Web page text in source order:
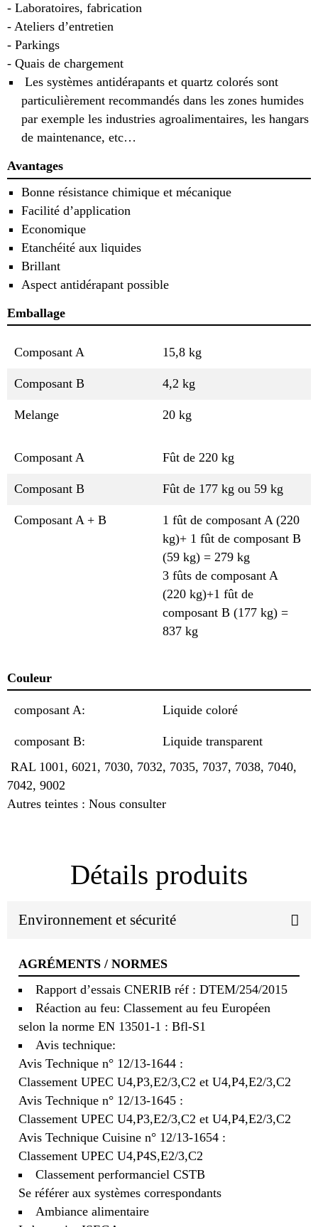
- Laboratoires, fabrication
- Ateliers d’entretien
- Parkings
- Quais de chargement
Les systèmes antidérapants et quartz colorés sont
particulièrement recommandés dans les zones humides
par exemple les industries agroalimentaires, les hangars
de maintenance, etc…
Avantages
Bonne résistance chimique et mécanique
Facilité d’application
Economique
Etanchéité aux liquides
Brillant
Aspect antidérapant possible
Emballage
Composant A 15,8 kg
Composant B 4,2 kg
Melange 20 kg
Composant A Fût de 220 kg
Composant B Fût de 177 kg ou 59 kg
Composant A + B
1 fût de composant A (220
kg)+ 1 fût de composant B
(59 kg) = 279 kg
3 fûts de composant A
(220 kg)+1 fût de
composant B (177 kg) =
837 kg
Couleur
composant A: Liquide coloré
composant B:
Liquide transparent
RAL 1001, 6021, 7030, 7032, 7035, 7037, 7038, 7040,
7042, 9002
Autres teintes : Nous consulter
Détails produits
Environnement et sécurité
AGRÉMENTS / NORMES
Rapport d’essais CNERIB réf : DTEM/254/2015
Réaction au feu: Classement au feu Européen
selon la norme EN 13501-1 : Bfl-S1
Avis technique:
Avis Technique n° 12/13-1644 :
Classement UPEC U4,P3,E2/3,C2 et U4,P4,E2/3,C2
Avis Technique n° 12/13-1645 :
Classement UPEC U4,P3,E2/3,C2 et U4,P4,E2/3,C2
Avis Technique Cuisine n° 12/13-1654 :
Classement UPEC U4,P4S,E2/3,C2
Classement performanciel CSTB
Se référer aux systèmes correspondants
Ambiance alimentaire